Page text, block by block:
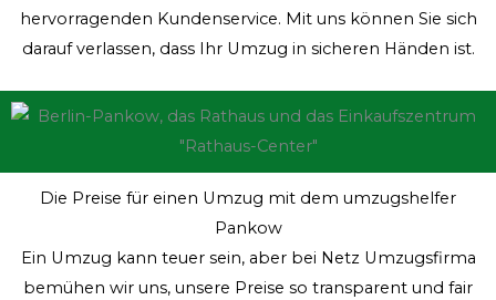
hervorragenden Kundenservice. Mit uns können Sie sich
darauf verlassen, dass Ihr Umzug in sicheren Händen ist.
Die Preise für einen Umzug mit dem umzugshelfer
Pankow
Ein Umzug kann teuer sein, aber bei Netz Umzugsfirma
bemühen wir uns, unsere Preise so transparent und fair